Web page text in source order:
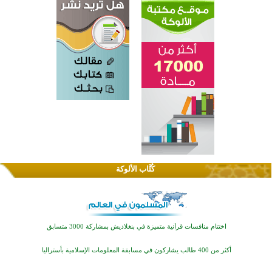
كُتَّاب الألوكة
اختتام الدورة التاسعة لمسابقة حفظ وتلاوة القرآن الكريم في أزناكاييف
تيسليتش تختتم برنامجا تعليميا لتعزيز القيم وبناء الشخصية للشباب المسلمين
اختتام منافسات قرآنية متميزة في بنغلاديش بمشاركة 3000 متسابق
أكثر من 400 طالب يشاركون في مسابقة المعلومات الإسلامية بأستراليا